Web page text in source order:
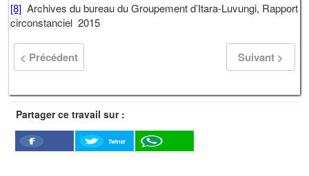
[8] Archives du bureau du Groupement d’Itara-Luvungi, Rapport
circonstanciel 2015
< Précédent Suivant >
Partager ce travail sur :
Facebook
Twitter